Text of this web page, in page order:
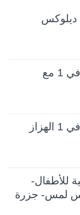
ديلوكس
كرسي ماستيلا أورا ديلوكس 3 في 1 مع
كرسي ماستيلا أورا ديلوكس 3 في 1 الهزاز
للأطفال-
لمس- جزرة